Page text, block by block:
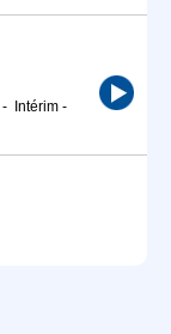
- Intérim -